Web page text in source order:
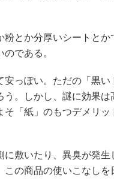
とか分厚いシートとか
である。
っぽい。ただの「黒い
。しかし、謎に効果は
「紙」のもつデメリッ
敷いたり、異臭が発生
の商品の使いこなしを